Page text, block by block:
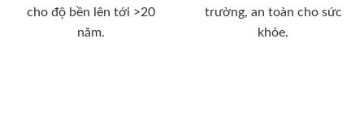
cho độ bền lên tới >20
năm.
trường, an toàn cho sức
khỏe.